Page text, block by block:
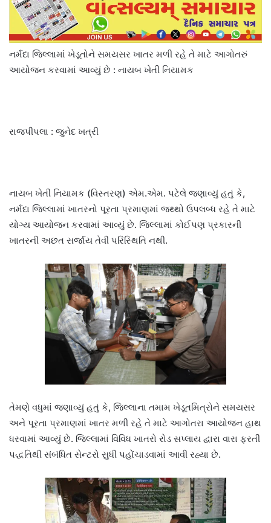
નર્મદા જિલ્લામાં ખેડૂતોને સમયસર ખાતર મળી રહે તે માટે આગોતરું
આયોજન કરવામાં આવ્યું છે : નાયબ ખેતી નિયામક
રાજપીપલા : જુનેદ ખત્રી
નાયબ ખેતી નિયામક (વિસ્તરણ) એમ.એમ. પટેલે જણાવ્યું હતું કે,
નર્મદા જિલ્લામાં ખાતરનો પૂરતા પ્રમાણમાં જથ્થો ઉપલબ્ધ રહે તે માટે
યોગ્ય આયોજન કરવામાં આવ્યું છે. જિલ્લામાં કોઈપણ પ્રકારની
ખાતરની અછત સર્જાય તેવી પરિસ્થિતિ નથી.
તેમણે વધુમાં જણાવ્યું હતું કે, જિલ્લાના તમામ ખેડૂતમિત્રોને સમયસર
અને પૂરતા પ્રમાણમાં ખાતર મળી રહે તે માટે આગોતરા આયોજન હાથ
ધરવામાં આવ્યું છે. જિલ્લામાં વિવિધ ખાતરો રોડ સપ્લાય દ્વારા વારા ફરતી
પદ્ધતિથી સંબંધિત સેન્ટરો સુધી પહોંચાડવામાં આવી રહ્યા છે.